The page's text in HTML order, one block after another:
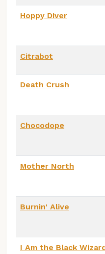
Hoppy Diver
Citrabot
Death Crush
Chocodope
Mother North
Burnin' Alive
I Am the Black